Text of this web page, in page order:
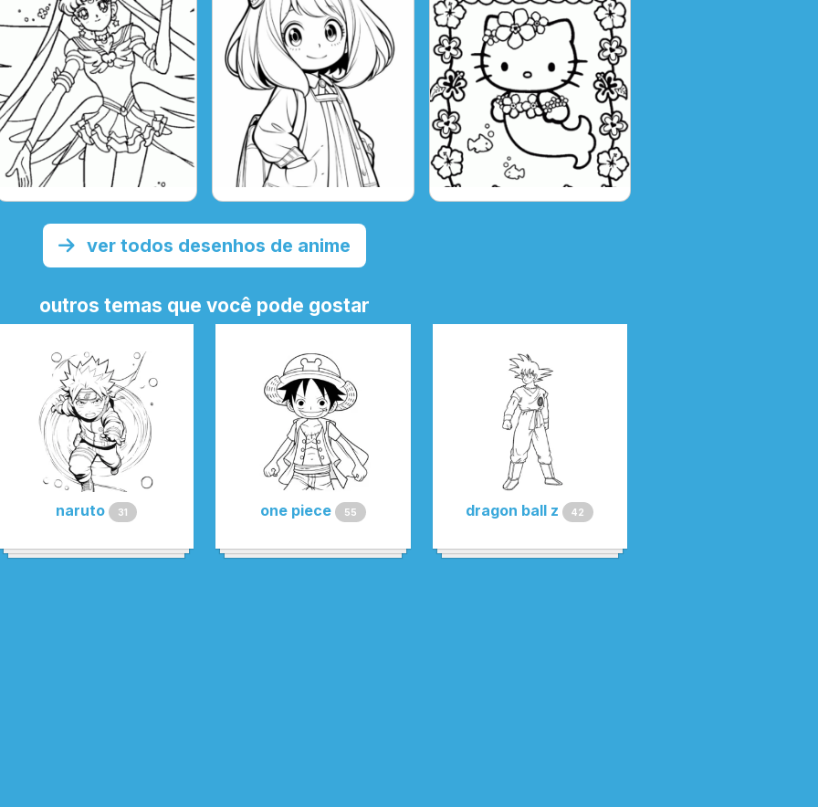
ver todos desenhos de anime
outros temas que você pode gostar
naruto 31 one piece 55 dragon ball z 42